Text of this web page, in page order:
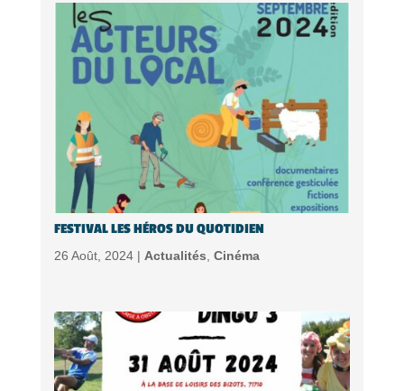
FESTIVAL LES HÉROS DU QUOTIDIEN
26 Août, 2024 | Actualités Cinéma